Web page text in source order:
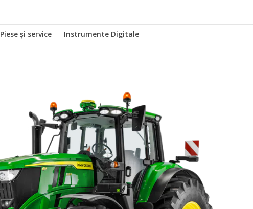
Piese şi service Instrumente Digitale